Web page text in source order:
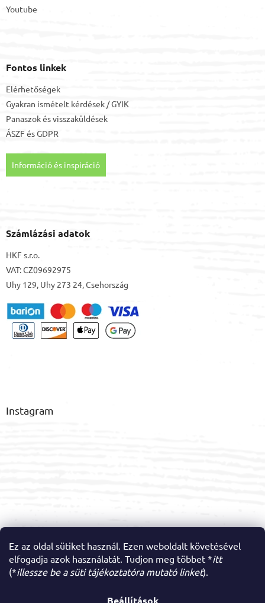
Ez az oldal sütiket használ. Ezen weboldalt követésével
elfogadja azok használatát. Tudjon meg többet *itt
(*illessze be a süti tájékoztatóra mutató linket).
Beállítások
Youtube
Fontos linkek
Elérhetőségek
Gyakran ismételt kérdések / GYIK
Panaszok és visszaküldések
ÁSZF ésGDPR
Információ és inspiráció
Számlázási adatok
HKF s.r.o.
VAT: CZ09692975
Uhy 129, Uhy 273 24, Csehország
Instagram
Kövessen minket az Instagramon